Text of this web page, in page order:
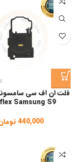
Samsung S9
440,000